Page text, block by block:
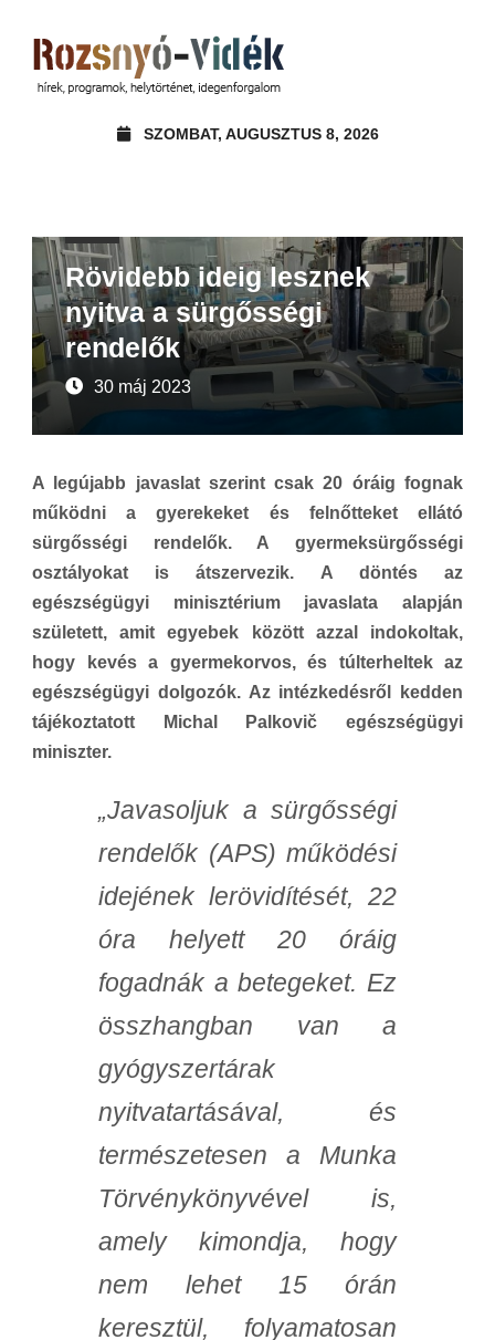
SZOMBAT, AUGUSZTUS 8, 2026
Rövidebb ideig lesznek
nyitva a sürgősségi
rendelők
30 máj 2023
A legújabb javaslat szerint csak 20 óráig fognak
működni a gyerekeket és felnőtteket ellátó
sürgősségi rendelők. A gyermeksürgősségi
osztályokat is átszervezik. A döntés az
egészségügyi minisztérium javaslata alapján
született, amit egyebek között azzal indokoltak,
hogy kevés a gyermekorvos, és túlterheltek az
egészségügyi dolgozók. Az intézkedésről kedden
tájékoztatott Michal Palkovič egészségügyi
miniszter.
„Javasoljuk a sürgősségi
rendelők (APS) működési
idejének lerövidítését, 22
óra helyett 20 óráig
fogadnák a betegeket. Ez
összhangban van a
gyógyszertárak
nyitvatartásával, és
természetesen a Munka
Törvénykönyvével is,
amely kimondja, hogy
nem lehet 15 órán
keresztül, folyamatosan